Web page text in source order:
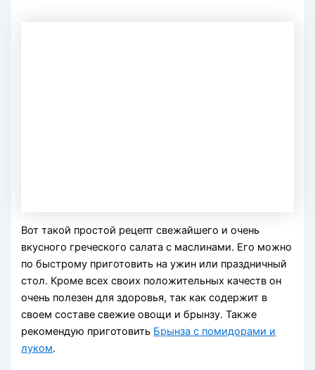
Вот такой простой рецепт свежайшего и очень
вкусного греческого салата с маслинами. Его можно
по быстрому приготовить на ужин или праздничный
стол. Кроме всех своих положительных качеств он
очень полезен для здоровья, так как содержит в
своем составе свежие овощи и брынзу. Также
рекомендую приготовить Брынза с помидорами и
луком.